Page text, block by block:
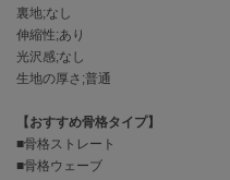
EIMY ISTOIRE
エイミー イストワール
エミ
emmi atelier
裏地;なし
伸縮性;あり
光沢感;なし
生地の厚さ;普通
【おすすめ骨格タイプ】
■骨格ストレート
■骨格ウェーブ